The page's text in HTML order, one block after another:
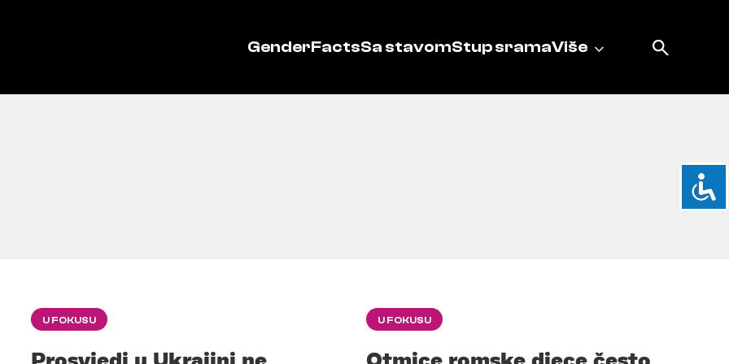
GenderFactsSa stavomStup sramaViše
U FOKUSU U FOKUSU